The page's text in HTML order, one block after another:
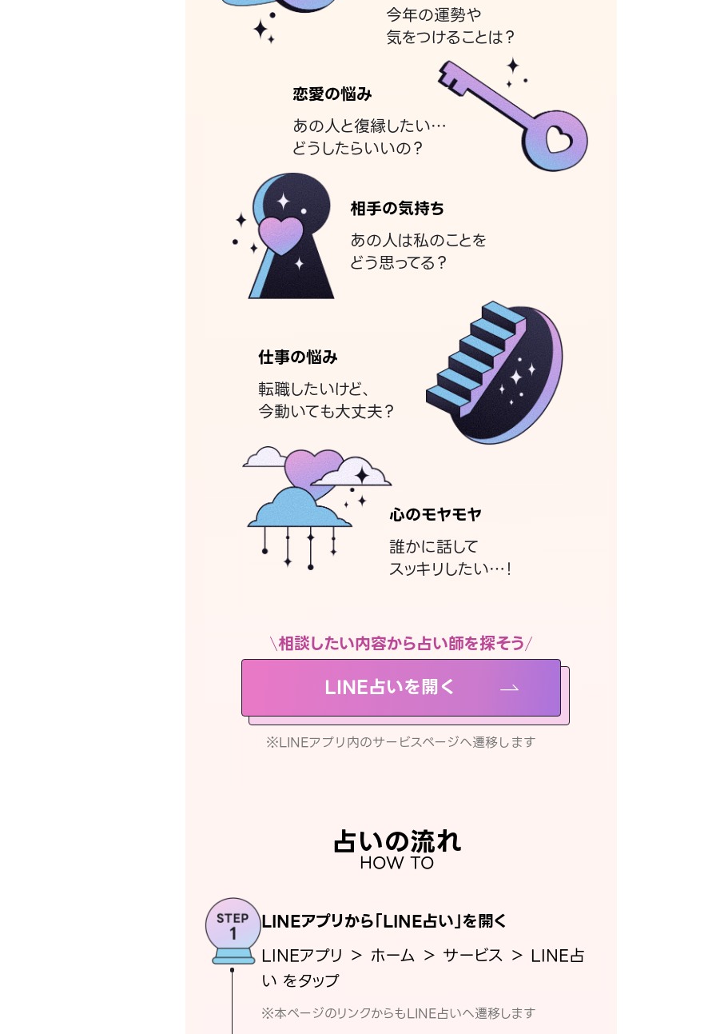
今年の運勢や
気をつけることは？
恋愛の悩み
あの人と復縁したい…
どうしたらいいの？
相手の気持ち
あの人は私のことを
どう思ってる？
仕事の悩み
転職したいけど、
今動いても大丈夫？
心のモヤモヤ
誰かに話して
スッキリしたい…！
相談したい内容から占い師を探そう
LINE占いを開く
※LINEアプリ内のサービスページへ遷移します
占いの流れ
HOW TO
LINEアプリから「LINE占い」を開く
LINEアプリ ＞ ホーム ＞ サービス ＞ LINE占
い をタップ
※本ページのリンクからもLINE占いへ遷移します